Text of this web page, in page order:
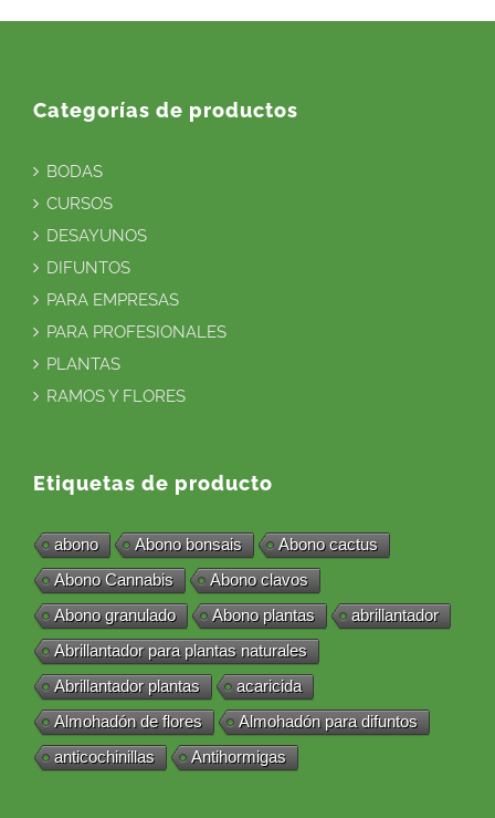
Categorías de productos
BODAS
CURSOS
DESAYUNOS
DIFUNTOS
PARA EMPRESAS
PARA PROFESIONALES
PLANTAS
RAMOS Y FLORES
Etiquetas de producto
abono Abono bonsais
Abono cactus
Abono Cannabis
Abono clavos
Abono granulado
Abono plantas
abrillantador
Abrillantador para plantas naturales
Abrillantador plantas
acaricida
Almohadón de flores
Almohadón para difuntos
anticochinillas
Antihormigas